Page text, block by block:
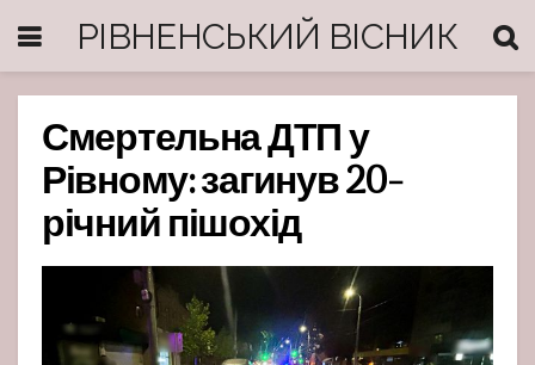
РІВНЕНСЬКИЙ ВІСНИК
Смертельна ДТП у
Рівному: загинув 20-
річний пішохід